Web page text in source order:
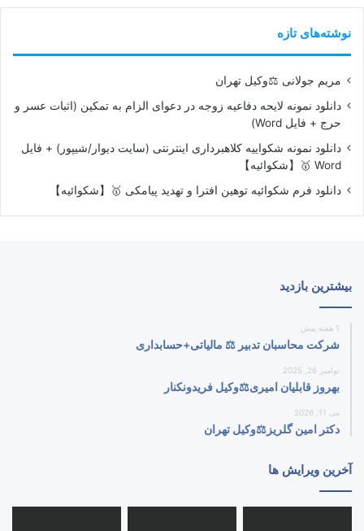
نوشته‌های تازه
مریم جولانی ⚖️وکیل تهران
دانلود نمونه لایحه دفاعیه زوجه در دعوای الزام به تمکین (اثبات عسر و
حرج + فایل Word)
دانلود نمونه شکواییه کلاهبرداری اینترنتی (سایت دیوار/شیپور) + فایل
Word 🥇【شکوائیه】
دانلود فرم شکوائیه توهین افترا و تهدید پیامکی 🥇【شکوائیه】
بیشترین بازدید
1 هفته پیش
شرکت محاسبان تدبیر ⚖️ مالیاتی+حسابداری
نوامبر 26, 2025
بهروز قابلیان امیری⚖️وکیل فریدونکنار
می 11, 2026
دکتر امین گلریز⚖️وکیل تهران
آخرین ویرایش ها